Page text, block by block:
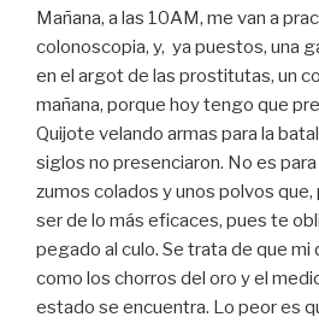
Mañana, a las 10AM, me van a
colonoscopia, y, ya puestos, una
en el argot de las prostitutas, un
mañana, porque hoy tengo que
Quijote velando armas para la
siglos no presenciaron. No es
zumos colados y unos polvos
ser de lo más eficaces, pues te
pegado al culo. Se trata de que
como los chorros del oro y el
estado se encuentra. Lo peor es